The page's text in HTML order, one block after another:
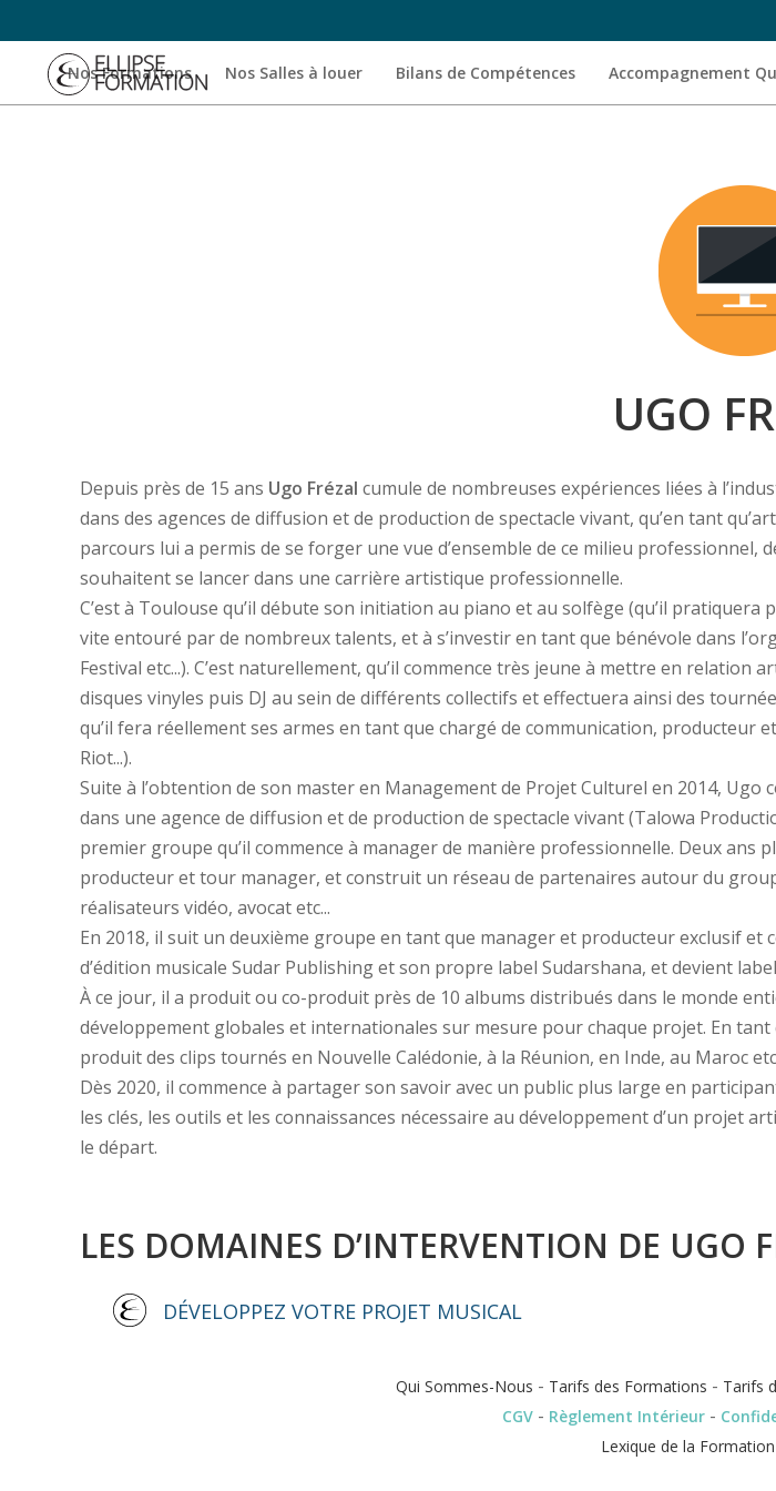
Nos Formations Nos Salles à louer Bilans de Compétences Accompagnement
UGO
Depuis près de 15 ans Ugo Frézal cumule de nombreuses expériences liées à
dans des agences de diffusion et de production de spectacle vivant, qu’en tant
parcours lui a permis de se forger une vue d’ensemble de ce milieu
souhaitent se lancer dans une carrière artistique professionnelle.
C’est à Toulouse qu’il débute son initiation au piano et au solfège (qu’il
vite entouré par de nombreux talents, et à s’investir en tant que bénévole dans
Festival etc...). C’est naturellement, qu’il commence très jeune à mettre en
disques vinyles puis DJ au sein de différents collectifs et effectuera ainsi des
qu’il fera réellement ses armes en tant que chargé de communication, producteur
Riot...).
Suite à l’obtention de son master en Management de Projet Culturel en 2014,
dans une agence de diffusion et de production de spectacle vivant (Talowa
premier groupe qu’il commence à manager de manière professionnelle. Deux
producteur et tour manager, et construit un réseau de partenaires autour du
réalisateurs vidéo, avocat etc...
En 2018, il suit un deuxième groupe en tant que manager et producteur exclusif
d’édition musicale Sudar Publishing et son propre label Sudarshana, et devient
À ce jour, il a produit ou co-produit près de 10 albums distribués dans le monde
développement globales et internationales sur mesure pour chaque projet. En
produit des clips tournés en Nouvelle Calédonie, à la Réunion, en Inde, au Maroc
Dès 2020, il commence à partager son savoir avec un public plus large en
les clés, les outils et les connaissances nécessaire au développement d’un projet
le départ.
LES DOMAINES D’INTERVENTION DE UGO
DÉVELOPPEZ VOTRE PROJET MUSICAL
Qui Sommes-Nous - Tarifs des Formations - Tarifs
CGV - Règlement Intérieur -
Lexique de la